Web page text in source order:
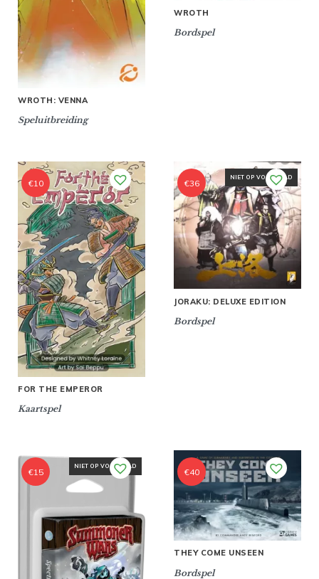
WROTH: VENNA
Speluitbreiding
WROTH
Bordspel
FOR THE EMPEROR
Kaartspel
€10
NIET OP VOORRAAD
JORAKU: DELUXE EDITION
Bordspel
€36
NIET OP VOORRAAD
€15
THEY COME UNSEEN
Bordspel
€40